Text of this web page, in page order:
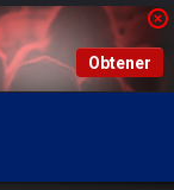
Obtener